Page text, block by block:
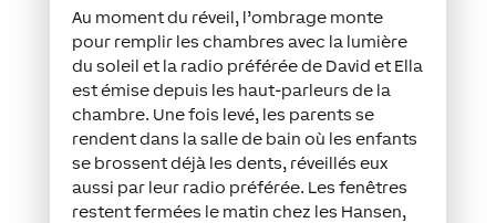
Au moment du réveil, l’ombrage monte
pour remplir les chambres avec la lumière
du soleil et la radio préférée de David et Ella
est émise depuis les haut-parleurs de la
chambre. Une fois levé, les parents se
rendent dans la salle de bain où les enfants
se brossent déjà les dents, réveillés eux
aussi par leur radio préférée. Les fenêtres
restent fermées le matin chez les Hansen,